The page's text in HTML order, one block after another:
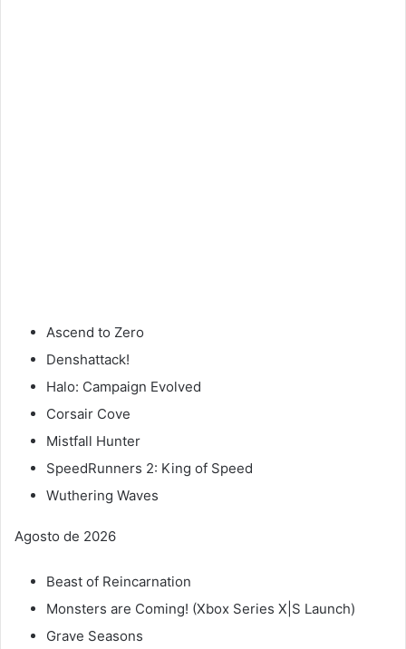
Ascend to Zero
Denshattack!
Halo: Campaign Evolved
Corsair Cove
Mistfall Hunter
SpeedRunners 2: King of Speed
Wuthering Waves
Agosto de 2026
Beast of Reincarnation
Monsters are Coming! (Xbox Series X|S Launch)
Grave Seasons